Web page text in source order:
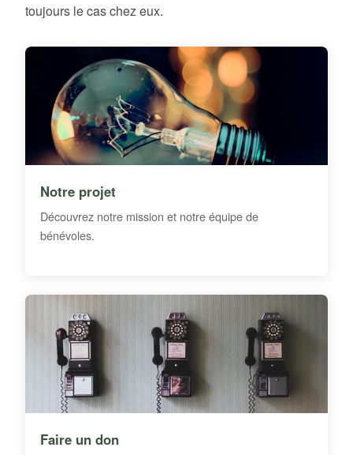
toujours le cas chez eux.
Notre projet
Découvrez notre mission et notre équipe de
bénévoles.
Faire un don